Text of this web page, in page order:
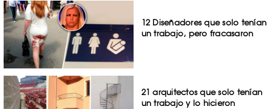
12 Diseñadores que solo tenían
un trabajo, pero fracasaron
21 arquitectos que solo tenían
un trabajo y lo hicieron